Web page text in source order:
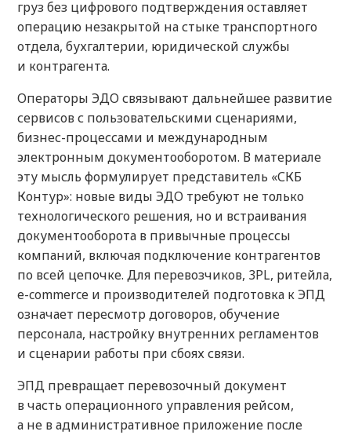
груз без цифрового подтверждения оставляет
операцию незакрытой на стыке транспортного
отдела, бухгалтерии, юридической службы
и контрагента.
Операторы ЭДО связывают дальнейшее развитие
сервисов с пользовательскими сценариями,
бизнес-процессами и международным
электронным документооборотом. В материале
эту мысль формулирует представитель «СКБ
Контур»: новые виды ЭДО требуют не только
технологического решения, но и встраивания
документооборота в привычные процессы
компаний, включая подключение контрагентов
по всей цепочке. Для перевозчиков, 3PL, ритейла,
e-commerce и производителей подготовка к ЭПД
означает пересмотр договоров, обучение
персонала, настройку внутренних регламентов
и сценарии работы при сбоях связи.
ЭПД превращает перевозочный документ
в часть операционного управления рейсом,
а не в административное приложение после